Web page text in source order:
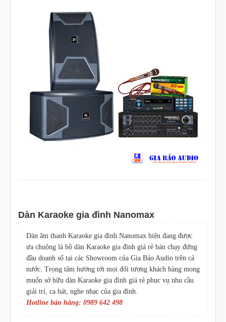
Dàn Karaoke gia đình Nanomax
Dàn âm thanh Karaoke gia đình Nanomax hiện đang được
ưa chuộng là bộ dàn Karaoke gia đình giá rẻ bán chạy đứng
đầu doanh số tại các Showroom của Gia Bảo Audio trên cả
nước. Trọng tâm hướng tới mọi đối tượng khách hàng mong
muốn sở hữu dàn Karaoke gia đình giá rẻ phục vụ nhu cầu
giải trí, ca hát, nghe nhạc của gia đình.
Hotline bán hàng: 0989 642 498